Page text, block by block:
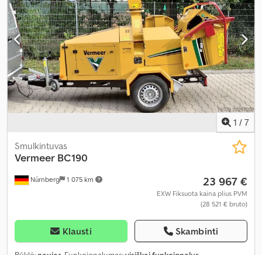
1 / 7
Nürnberg 1 075 km
Smulkintuvas
Vermeer BC190
23 967 €
EXW Fiksuota kaina plius PVM
(28 521 € bruto)
Klausti Skambinti